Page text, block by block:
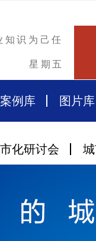
知识为己任
星期五
案例库 图片库
化研讨会